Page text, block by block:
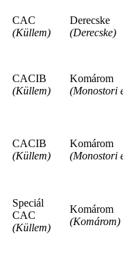
CAC
(Küllem)
Derecske
(Derecske)
CACIB
(Küllem)
Komárom
(Monostori
CACIB
(Küllem)
Komárom
(Monostori
Speciál
CAC
(Küllem)
Komárom
(Komárom)